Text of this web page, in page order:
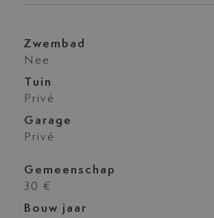
Zwembad
Nee
Tuin
Privé
Garage
Privé
Gemeenschap
30 €
Bouw jaar